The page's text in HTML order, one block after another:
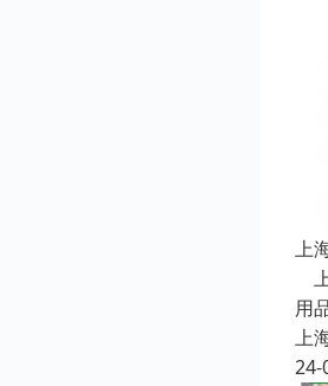
上
用
上
24-